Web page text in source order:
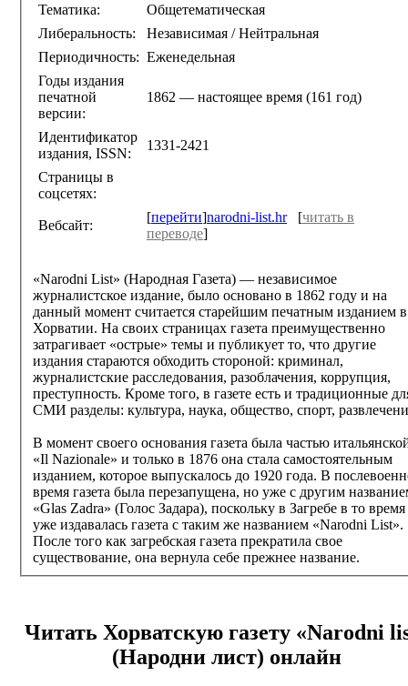
Тематика:
Общетематическая
Либеральность:
Независимая / Нейтральная
Периодичность: Еженедельная
Годы издания
печатной
версии:
1862 — настоящее время (161 год)
Идентификатор
издания, ISSN:
1331-2421
Страницы в
соцсетях:
Вебсайт:
[перейти]narodni-list.hr [читать в
переводе]
«Narodni List» (Народная Газета) — независимое
журналистское издание, было основано в 1862 году и на
данный момент считается старейшим печатным изданием в
Хорватии. На своих страницах газета преимущественно
затрагивает «острые» темы и публикует то, что другие
издания стараются обходить стороной: криминал,
журналистские расследования, разоблачения, коррупция,
преступность. Кроме того, в газете есть и традиционные
СМИ разделы: культура, наука, общество, спорт,
В момент своего основания газета была частью
«Il Nazionale» и только в 1876 она стала самостоятельным
изданием, которое выпускалось до 1920 года. В
время газета была перезапущена, но уже с другим
«Glas Zadra» (Голос Задара), поскольку в Загребе в то время
уже издавалась газета с таким же названием «Narodni List».
После того как загребская газета прекратила свое
существование, она вернула себе прежнее название.
Читать Хорватскую газету «Narodni
(Народни лист) онлайн